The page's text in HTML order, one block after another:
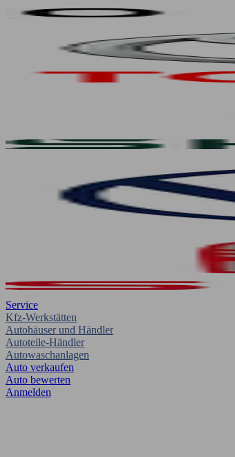
Service
Kfz-Werkstätten
Autohäuser und Händler
Autoteile-Händler
Autowaschanlagen
Auto verkaufen
Auto bewerten
Anmelden